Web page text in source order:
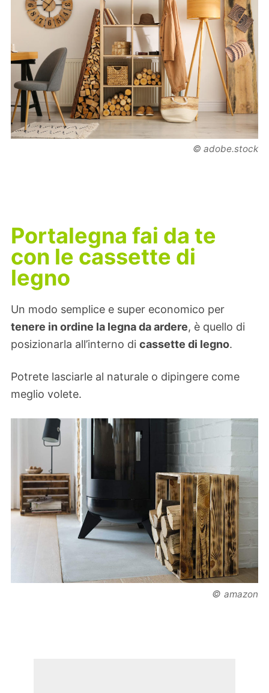
© adobe.stock
Portalegna fai da te
con le cassette di
legno
Un modo semplice e super economico per
tenere in ordine la legna da ardere, è quello di
posizionarla all’interno di cassette di legno.
Potrete lasciarle al naturale o dipingere come
meglio volete.
© amazon